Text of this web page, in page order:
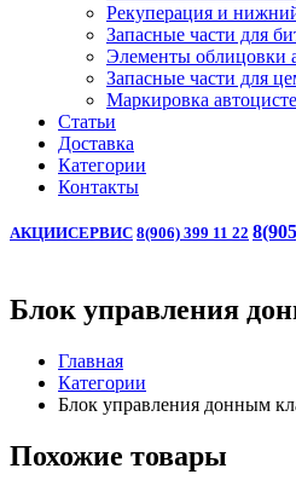
Рекуперация и
Запасные части для
Элементы облицовки
Запасные части для
Маркировка
Статьи
Доставка
Категории
Контакты
АКЦИИСЕРВИС 8(906) 399 11 22
Блок управления
Главная
Категории
Блок управления донным
Похожие товары